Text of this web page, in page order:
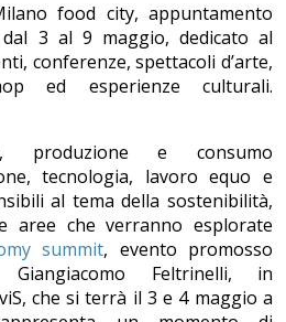
food city, appuntamento
3 al 9 maggio, dedicato al
conferenze, spettacoli d’arte,
ed esperienze culturali.
produzione e consumo
tecnologia, lavoro equo e
al tema della sostenibilità,
aree che verranno esplorate
summit, evento promosso
Feltrinelli, in
che si terrà il 3 e 4 maggio a